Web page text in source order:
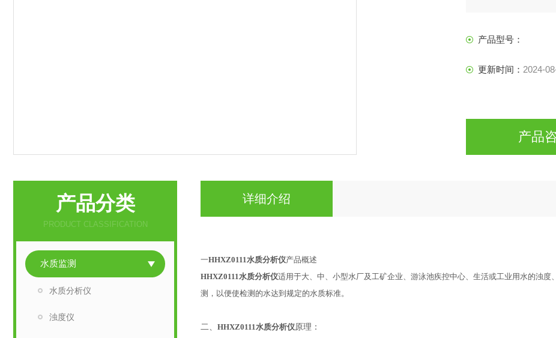
产品型号：
更新时间： 2024-
产品
产品分类
PRODUCT CLASSIFICATION
水质监测
水质分析仪
浊度仪
详细介绍
一HHXZ0111水质分析仪产品概述
HHXZ0111水质分析仪适用于大、中、小型水厂及工矿企业、游泳池疾控中心、生活或工业用水的浊
测，以便使检测的水达到规定的水质标准。
二、 HHXZ0111水质分析仪原理：